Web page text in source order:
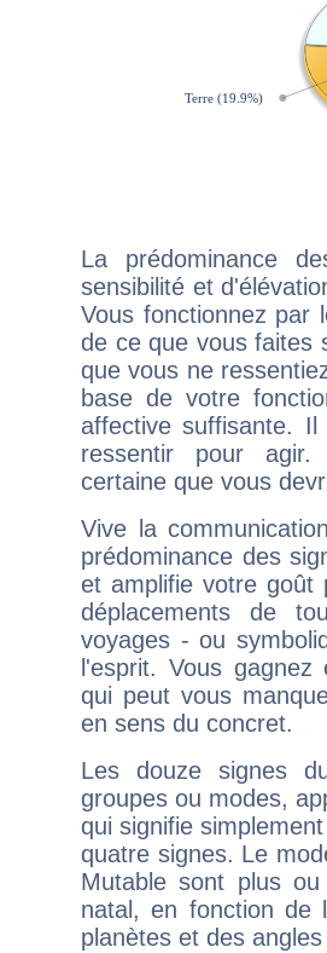
La prédominance
sensibilité et
Vous fonctionnez
de ce que vous faites
que vous ne
base de votre
affective suffisante.
ressentir pour agir.
certaine que vous
Vive la
prédominance des
et amplifie votre goût
déplacements de
voyages - ou
l'esprit. Vous
qui peut vous
en sens du concret.
Les douze signes
groupes ou modes,
qui signifie
quatre signes. Le
Mutable sont plus
natal, en fonction de
planètes et des